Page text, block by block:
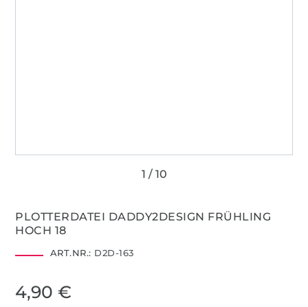
PLOTTERDATEI DADDY2DESIGN FRÜHLING
HOCH 18
ART.NR.: D2D-163
4,90 €